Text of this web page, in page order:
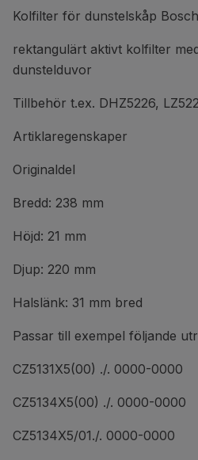
Kolfilter för dunstelskåp
rektangulärt aktivt kolfilter
dunstelduvor
Tillbehör t.ex. DHZ5226,
Artiklaregenskaper
Originaldel
Bredd: 238 mm
Höjd: 21 mm
Djup: 220 mm
Halslänk: 31 mm bred
Passar till exempel följande
CZ5131X5(00) ./. 0000-0000
CZ5134X5(00) ./. 0000-0000
CZ5134X5/01./. 0000-0000